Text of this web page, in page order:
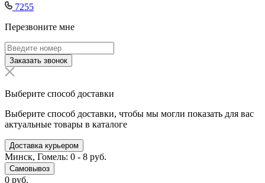
7255
Перезвоните мне
Заказать звонок
Выберите способ доставки
Выберите способ доставки, чтобы мы могли показать для вас
актуальные товары в каталоге
Доставка курьером
Минск, Гомель: 0 - 8 руб.
Самовывоз
0 руб.